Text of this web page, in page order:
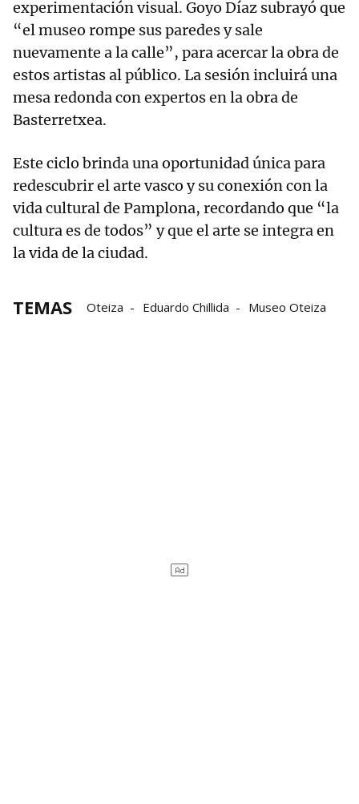
experimentación visual. Goyo Díaz subrayó que
“el museo rompe sus paredes y sale
nuevamente a la calle”, para acercar la obra de
estos artistas al público. La sesión incluirá una
mesa redonda con expertos en la obra de
Basterretxea.
Este ciclo brinda una oportunidad única para
redescubrir el arte vasco y su conexión con la
vida cultural de Pamplona, recordando que “la
cultura es de todos” y que el arte se integra en
la vida de la ciudad.
TEMAS Oteiza Eduardo Chillida Museo Oteiza